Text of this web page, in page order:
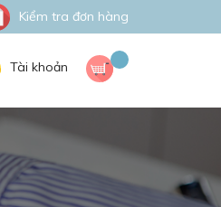
Kiểm tra đơn hàng
Tài khoản